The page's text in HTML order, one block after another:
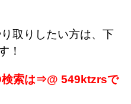
取りしたい方は、下
！
検索は⇒@ 549ktzrsで